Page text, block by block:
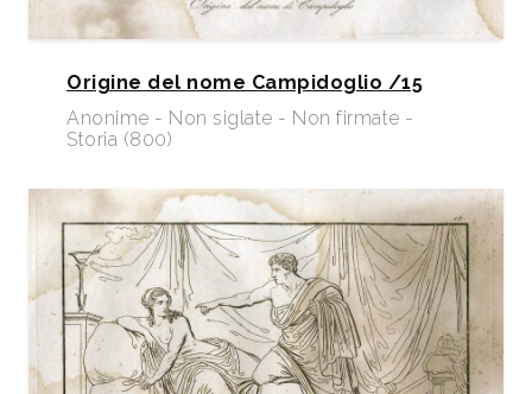
Origine del nome Campidoglio /15
Anonime - Non siglate - Non firmate -
Storia (800)